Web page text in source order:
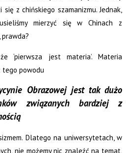
z chińskiego szamanizmu. Jednak,
mierzyć się w Chinach z
prawda?
‘pierwsza jest materia’. Materia
tego powodu
Obrazowej jest tak dużo
związanych bardziej z
Dlatego na uniwersytetach, w
nie możemy nic znaleźć na temat,